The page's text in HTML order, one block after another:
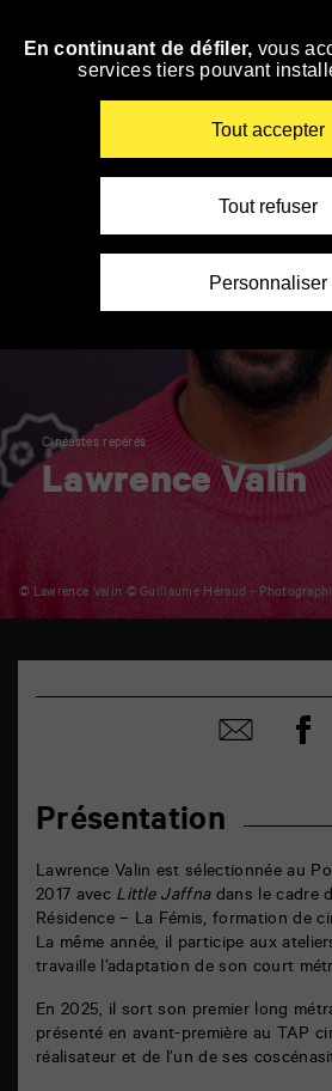
Accéder
Cinéastes repérés
Lawrence Valin
© Lawrence Valin © Guillaume Héraud -
Poitiers
Présentation
Lawrence Valin est sélectionnée au
2017 avec Little Jaffnadans le cadre
Résidence – La Fémis, formation de
La même année, il participe aux
travaille l’adaptation de son court
En 2025, il sort son premier long
présenté en avant-première au TAP
réalisateur et de l’un de ses
Partager
par
sur
En continuant de défiler, vous
services tiers pouvant
Tout accepter
Tout refuser
Personnaliser